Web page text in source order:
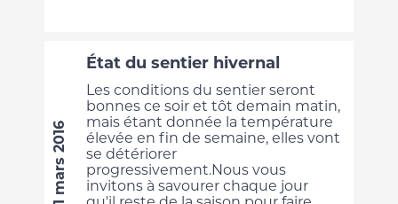
État du sentier hivernal
Les conditions du sentier seront
bonnes ce soir et tôt demain matin,
mais étant donnée la température
élevée en fin de semaine, elles vont
se détériorer
progressivement.Nous vous
invitons à savourer chaque jour
11 mars 2016